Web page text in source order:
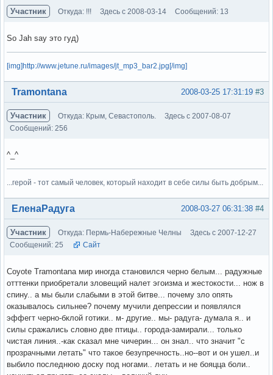
Участник Откуда: !!! Здесь с 2008-03-14 Сообщений: 13
So Jah say это гуд)
[img]http://www.jetune.ru/images/jt_mp3_bar2.jpg[/img]
Вне форума #3
2008-03-25 17:31:19
Tramontana
Участник Откуда: Крым, Севастополь.
Здесь с 2007-08-07
Сообщений: 256
^_^
...герой - тот самый человек, который находит в себе силы быть добрым...
Вне форума #4
2008-03-27 06:31:38
ЕленаРадуга
Участник Откуда: Пермь-Набережные Челны
Здесь с 2007-12-27
Сообщений: 25
Сайт
Coyote Tramontana мир иногда становился черно белым... радужные
отттенки приобретали зловещий налет эгоизма и жестокости... нож в
спину.. а мы были слабыми в этой битве... почему зло опять
оказывалось сильнее? почему мучили депрессии и появлялся
эффегт черно-бклой готики.. м- другие.. мы- радуга- думала я.. и
силы сражались словно две птицы.. города-замирали... только
чистая линия..-как сказал мне чичерин... он знал.. что значит "с
прозрачными летать" что такое безупречность..но--вот и он ушел..и
выбило последнюю доску под ногами.. летать и не бояцца боли..